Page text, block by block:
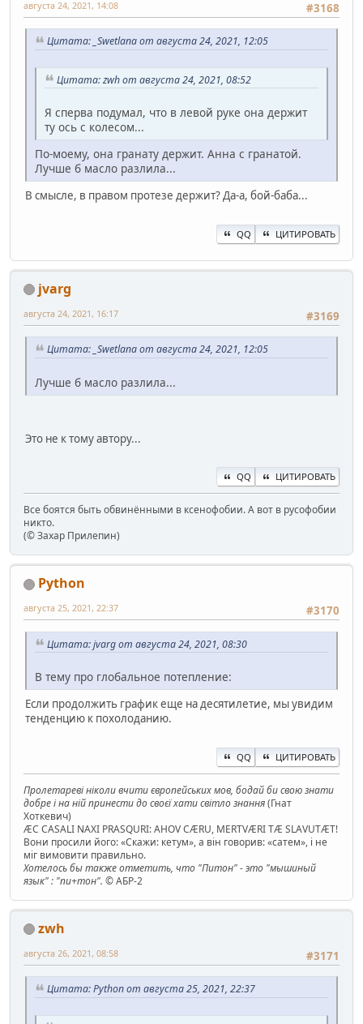
#3168
августа 24, 2021, 14:08
Цитата: _Swetlana от августа 24, 2021, 12:05
Цитата: zwh от августа 24, 2021, 08:52
Я сперва подумал, что в левой руке она держит
ту ось с колесом...
По-моему, она гранату держит. Анна с гранатой.
Лучше б масло разлила...
В смысле, в правом протезе держит? Да-а, бой-баба...
QQ ЦИТИРОВАТЬ
jvarg
#3169
августа 24, 2021, 16:17
Цитата: _Swetlana от августа 24, 2021, 12:05
Лучше б масло разлила...
Это не к тому автору...
QQ ЦИТИРОВАТЬ
Все боятся быть обвинёнными в ксенофобии. А вот в русофобии
никто.
(© Захар Прилепин)
Python
#3170
августа 25, 2021, 22:37
Цитата: jvarg от августа 24, 2021, 08:30
В тему про глобальное потепление:
Если продолжить график еще на десятилетие, мы увидим
тенденцию к похолоданию.
QQ ЦИТИРОВАТЬ
Пролетареві ніколи вчити європейських мов, бодай би свою знати
добре і на ній принести до своєї хати світло знання(Гнат
Хоткевич)
ÆC CASALI NAXI PRASQURI: AHOV CÆRU, MERTVÆRI TÆ SLAVUTÆT!
Вони просили його: «Скажи: кетум», а він говорив: «сатем», і не
міг вимовити правильно.
Хотелось бы также отметить, что "Питон" - это "мышиный
язык" : "пи+тон". © АБР-2
zwh
#3171
августа 26, 2021, 08:58
Цитата: Python от августа 25, 2021, 22:37